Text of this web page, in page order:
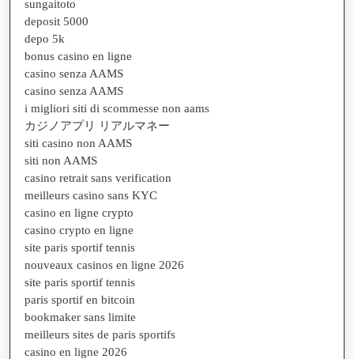
sungaitoto
deposit 5000
depo 5k
bonus casino en ligne
casino senza AAMS
casino senza AAMS
i migliori siti di scommesse non aams
カジノアプリ リアルマネー
siti casino non AAMS
siti non AAMS
casino retrait sans verification
meilleurs casino sans KYC
casino en ligne crypto
casino crypto en ligne
site paris sportif tennis
nouveaux casinos en ligne 2026
site paris sportif tennis
paris sportif en bitcoin
bookmaker sans limite
meilleurs sites de paris sportifs
casino en ligne 2026